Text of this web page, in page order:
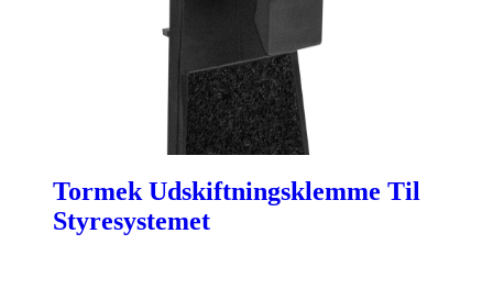
Tormek Udskiftningsklemme Til
Styresystemet